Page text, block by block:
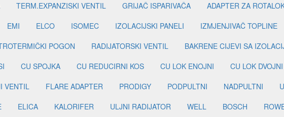
TERM.EXPANZISKI VENTIL GRIJAČ ISPARIVAČA ADAPTER ZA
EMI ELCO ISOMEC IZOLACIJSKI PANELI IZMJENJIVAČ TOPLINE
POGON RADIJATORSKI VENTIL BAKRENE CIJEVI SA
CU SPOJKA CU REDUCIRNI KOS CU LOK ENOJNI CU LOK DVOJNI
VENTIL FLARE ADAPTER PRODIGY PODPULTNI NADPULTNI
ELICA KALORIFER ULJNI RADIJATOR WELL BOSCH